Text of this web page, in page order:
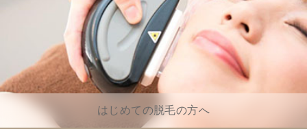
はじめての脱毛の方へ